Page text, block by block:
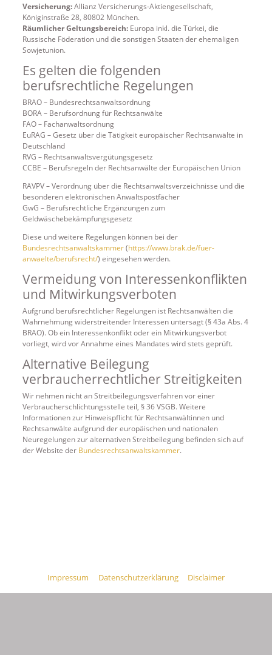
Versicherung:Allianz Versicherungs-Aktiengesellschaft,
Königinstraße 28, 80802 München.
Räumlicher Geltungsbereich: Europa inkl. die Türkei, die
Russische Föderation und die sonstigen Staaten der ehemaligen
Sowjetunion.
Es gelten die folgenden
berufsrechtliche Regelungen
BRAO – Bundesrechtsanwaltsordnung
BORA – Berufsordnung für Rechtsanwälte
FAO – Fachanwaltsordnung
EuRAG – Gesetz über die Tätigkeit europäischer Rechtsanwälte in
Deutschland
RVG – Rechtsanwaltsvergütungsgesetz
CCBE – Berufsregeln der Rechtsanwälte der Europäischen Union
RAVPV – Verordnung über die Rechtsanwaltsverzeichnisse und die
besonderen elektronischen Anwaltspostfächer
GwG – Berufsrechtliche Ergänzungen zum
Geldwäschebekämpfungsgesetz
Diese und weitere Regelungen können bei der
Bundesrechtsanwaltskammer(https://www.brak.de/fuer-
anwaelte/berufsrecht/) eingesehen werden.
Vermeidung von Interessenkonflikten
und Mitwirkungsverboten
Aufgrund berufsrechtlicher Regelungen ist Rechtsanwälten die
Wahrnehmung widerstreitender Interessen untersagt (§ 43a Abs. 4
BRAO). Ob ein Interessenkonflikt oder ein Mitwirkungsverbot
vorliegt, wird vor Annahme eines Mandates wird stets geprüft.
Alternative Beilegung
verbraucherrechtlicher Streitigkeiten
Wir nehmen nicht an Streitbeilegungsverfahren vor einer
Verbraucherschlichtungsstelle teil, § 36 VSGB. Weitere
Informationen zur Hinweispflicht für Rechtsanwältinnen und
Rechtsanwälte aufgrund der europäischen und nationalen
Neuregelungen zur alternativen Streitbeilegung befinden sich auf
der Website der Bundesrechtsanwaltskammer.
Impressum Datenschutzerklärung Disclaimer